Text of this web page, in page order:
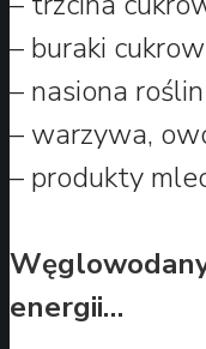
– buraki
– nasiona
– warzywa,
– produkty
energii…